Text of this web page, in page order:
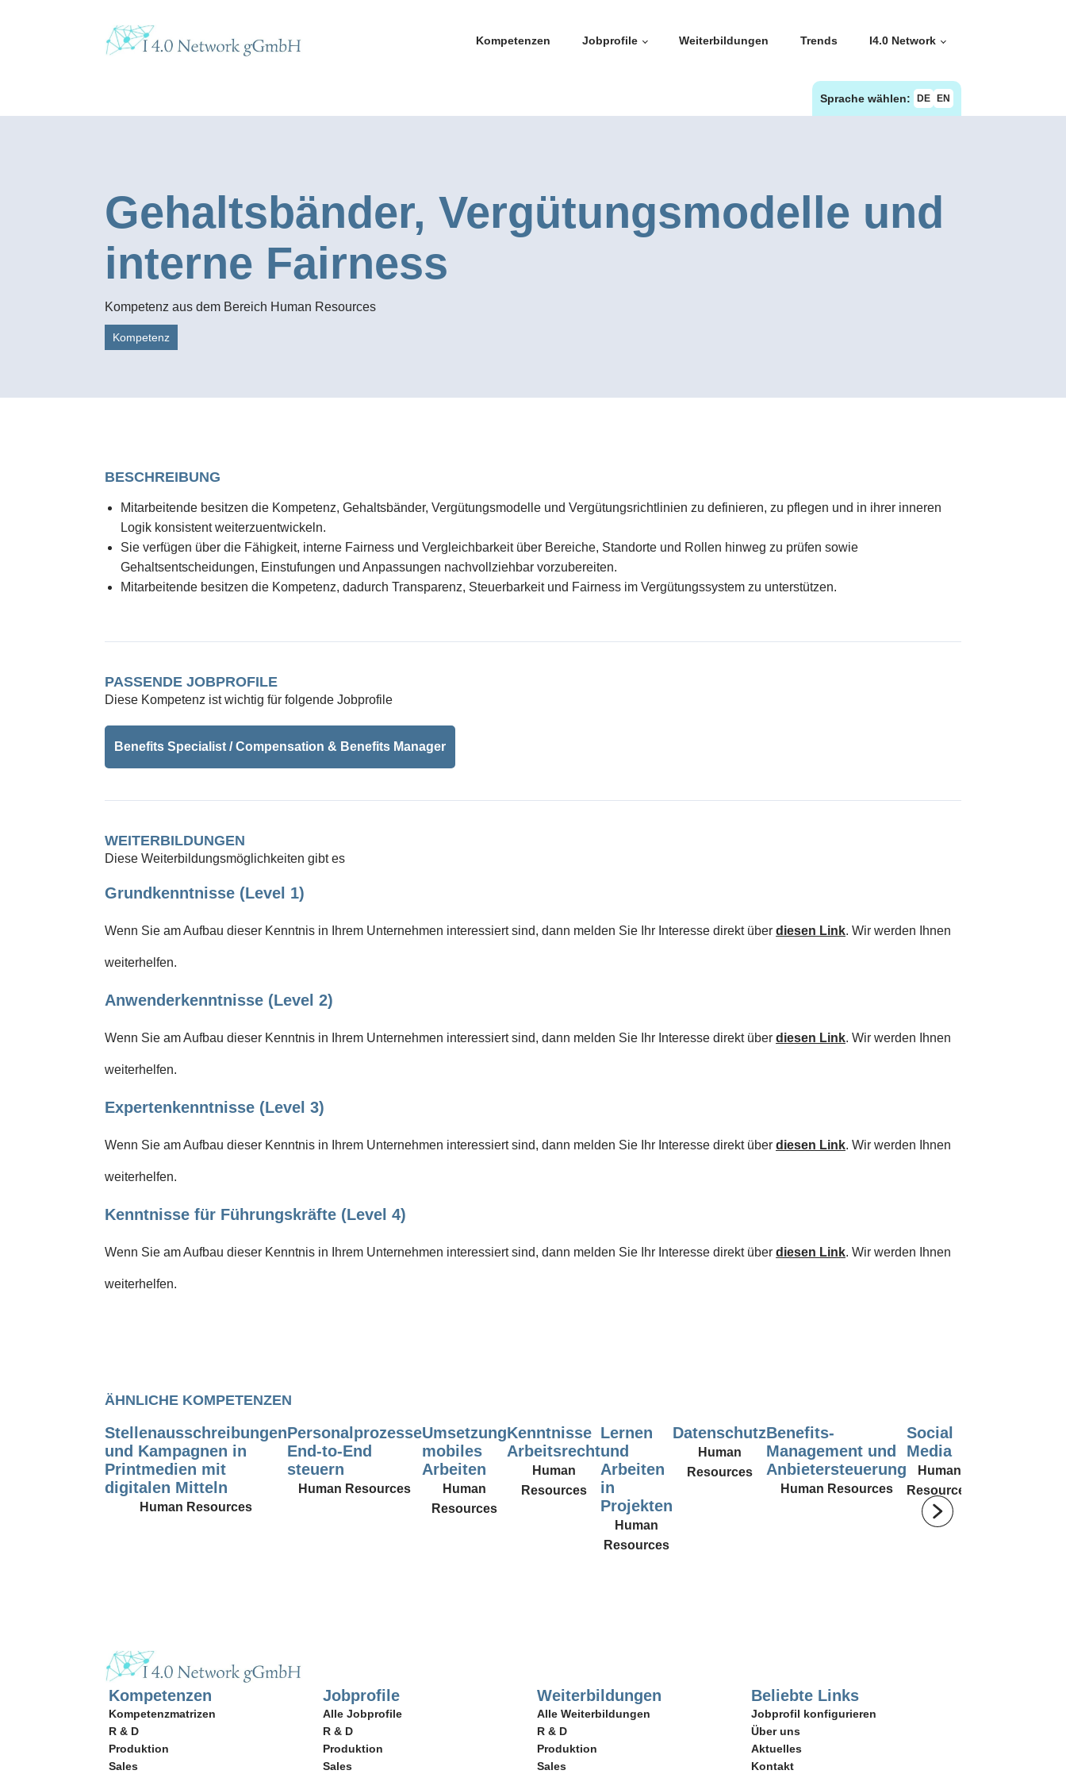
Kompetenzen Jobprofile Weiterbildungen Trends I4.0 Network
Sprache wählen: DE EN
Gehaltsbänder, Vergütungsmodelle und
interne Fairness
Kompetenz aus dem Bereich Human Resources
Kompetenz
BESCHREIBUNG
Mitarbeitende besitzen die Kompetenz, Gehaltsbänder, Vergütungsmodelle und Vergütungsrichtlinien zu definieren, zu pflegen und in ihrer inneren
Logik konsistent weiterzuentwickeln.
Sie verfügen über die Fähigkeit, interne Fairness und Vergleichbarkeit über Bereiche, Standorte und Rollen hinweg zu prüfen sowie
Gehaltsentscheidungen, Einstufungen und Anpassungen nachvollziehbar vorzubereiten.
Mitarbeitende besitzen die Kompetenz, dadurch Transparenz, Steuerbarkeit und Fairness im Vergütungssystem zu unterstützen.
PASSENDE JOBPROFILE
Diese Kompetenz ist wichtig für folgende Jobprofile
Benefits Specialist / Compensation & Benefits Manager
WEITERBILDUNGEN
Diese Weiterbildungsmöglichkeiten gibt es
Grundkenntnisse (Level 1)
Wenn Sie am Aufbau dieser Kenntnis in Ihrem Unternehmen interessiert sind, dann melden Sie Ihr Interesse direkt über diesen Link. Wir werden Ihnen
weiterhelfen.
Anwenderkenntnisse (Level 2)
Wenn Sie am Aufbau dieser Kenntnis in Ihrem Unternehmen interessiert sind, dann melden Sie Ihr Interesse direkt über diesen Link. Wir werden Ihnen
weiterhelfen.
Expertenkenntnisse (Level 3)
Wenn Sie am Aufbau dieser Kenntnis in Ihrem Unternehmen interessiert sind, dann melden Sie Ihr Interesse direkt über diesen Link. Wir werden Ihnen
weiterhelfen.
Kenntnisse für Führungskräfte (Level 4)
Wenn Sie am Aufbau dieser Kenntnis in Ihrem Unternehmen interessiert sind, dann melden Sie Ihr Interesse direkt über diesen Link. Wir werden Ihnen
weiterhelfen.
ÄHNLICHE KOMPETENZEN
Stellenausschreibungen
und Kampagnen in
Printmedien mit
digitalen Mitteln
Human Resources
Personalprozesse
End-to-End
steuern
Human Resources
Umsetzung
mobiles
Arbeiten
Human
Resources
Kenntnisse
Arbeitsrecht
Human
Resources
Lernen
und
Arbeiten
in
Projekten
Human
Resources
Datenschutz
Human
Resources
Benefits-
Management und
Anbietersteuerung
Human Resources
Social
Media
Human
Resources
Kompetenzen
Kompetenzmatrizen
R & D
Produktion
Sales
Jobprofile
Alle Jobprofile
R & D
Produktion
Sales
Weiterbildungen
Alle Weiterbildungen
R & D
Produktion
Sales
Beliebte Links
Jobprofil konfigurieren
Über uns
Aktuelles
Kontakt